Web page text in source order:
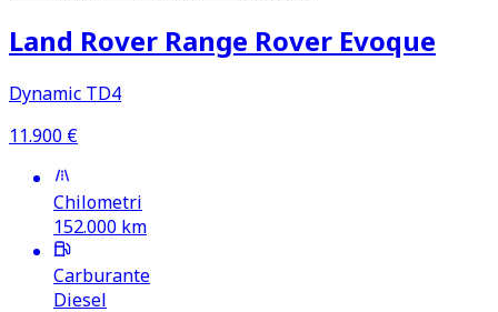
Land Rover Range Rover Evoque
Dynamic TD4
11.900 €
Chilometri
152.000 km
Carburante
Diesel